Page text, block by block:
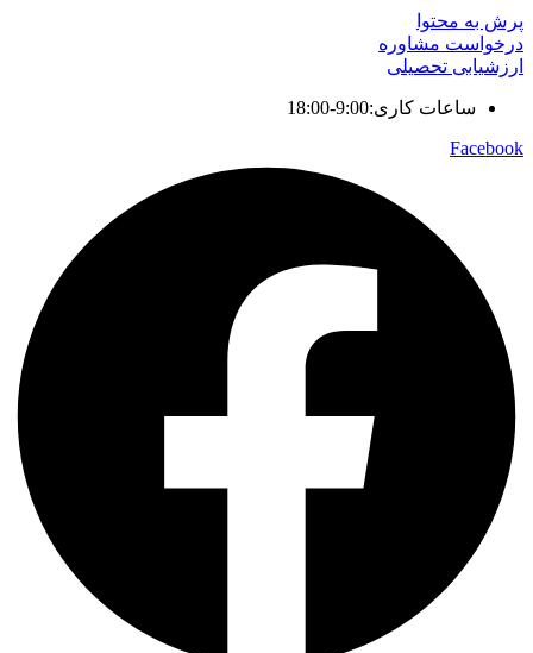
پرش به محتوا
درخواست مشاوره
ارزشیابی تحصیلی
ساعات کاری:9:00-18:00
Facebook